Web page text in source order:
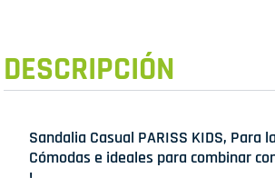
DESCRIPCIÓN
Sandalia Casual PARISS KIDS, Para
Cómodas e ideales para combinar